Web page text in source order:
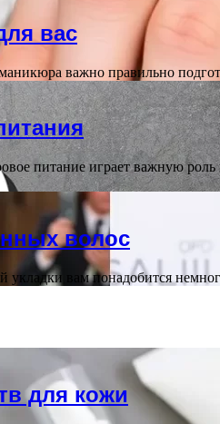
вас
важно правильно
питание играет важную
волос
укладки вам понадобится
для кожи